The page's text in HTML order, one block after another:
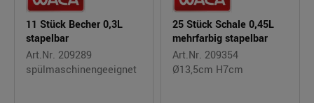
11 Stück Becher 0,3L
stapelbar
Art.Nr. 209289
spülmaschinengeeignet
25 Stück Schale 0,45L
mehrfarbig stapelbar
Art.Nr. 209354
Ø13,5cm H7cm